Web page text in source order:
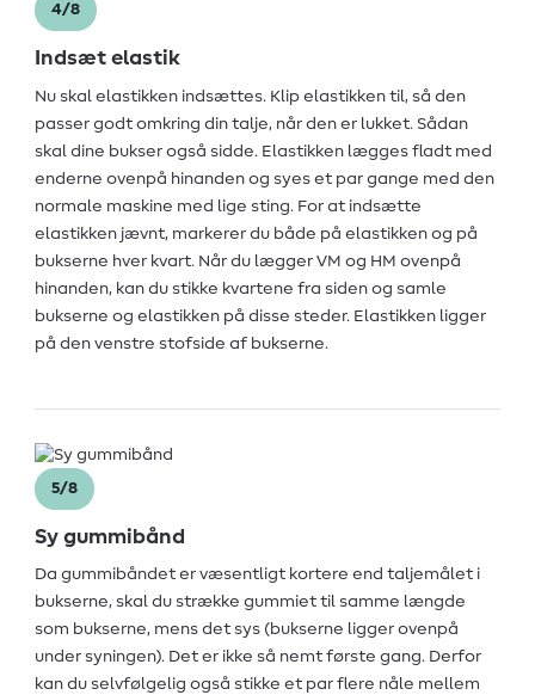
4/8
Indsæt elastik
Nu skal elastikken indsættes. Klip elastikken til, så den
passer godt omkring din talje, når den er lukket. Sådan
skal dine bukser også sidde. Elastikken lægges fladt med
enderne ovenpå hinanden og syes et par gange med den
normale maskine med lige sting. For at indsætte
elastikken jævnt, markerer du både på elastikken og på
bukserne hver kvart. Når du lægger VM og HM ovenpå
hinanden, kan du stikke kvartene fra siden og samle
bukserne og elastikken på disse steder. Elastikken ligger
på den venstre stofside af bukserne.
5/8
Sy gummibånd
Da gummibåndet er væsentligt kortere end taljemålet i
bukserne, skal du strække gummiet til samme længde
som bukserne, mens det sys (bukserne ligger ovenpå
under syningen). Det er ikke så nemt første gang. Derfor
kan du selvfølgelig også stikke et par flere nåle mellem